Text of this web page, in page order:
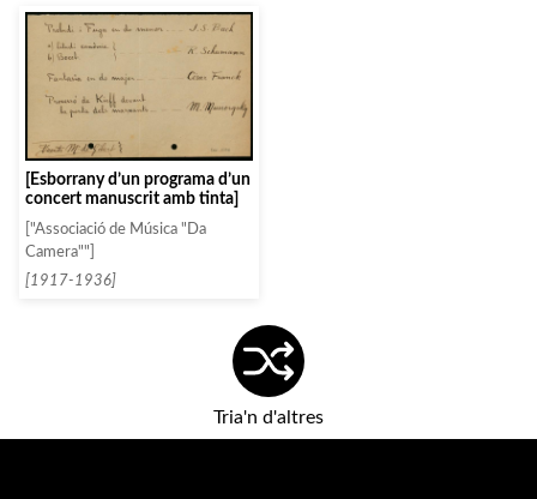
[Esborrany d’un programa d’un
concert manuscrit amb tinta]
["Associació de Música "Da
Camera""]
[1917-1936]
Tria'n d'altres